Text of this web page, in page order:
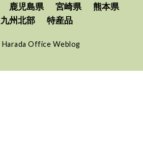
鹿児島県 宮崎県
熊本県
九州北部
特産品
Harada Office Weblog